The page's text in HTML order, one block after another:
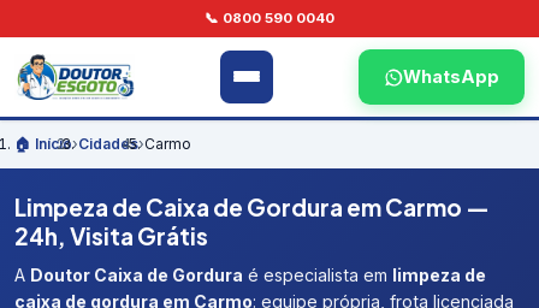
📞 0800 590 0040
WhatsApp
🏠 Início›Cidades›Carmo
Limpeza de Caixa de Gordura em Carmo —
24h, Visita Grátis
A Doutor Caixa de Gordura é especialista em limpeza de
caixa de gordura em Carmo: equipe própria, frota licenciada